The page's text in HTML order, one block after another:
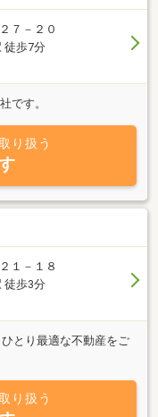
７－２０
徒歩7分
です。
り扱う
１－１８
徒歩3分
とり最適な不動産をご
り扱う